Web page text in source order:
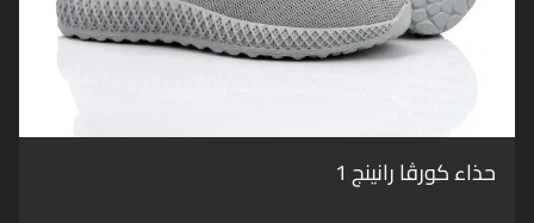
حذاء كورڤا رانينج 1